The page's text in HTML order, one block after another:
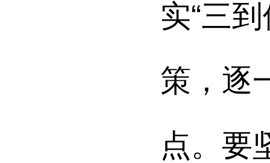
实“三
策，逐
点。要